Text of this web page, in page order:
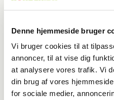
Denne hjemmeside bruger
Vi bruger cookies til at
annoncer, til at vise dig
at analysere vores trafik. Vi
din brug af vores
for sociale medier,
Udstilling
Hundenes kamp om